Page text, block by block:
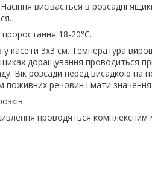
висівається в розсадні
18-20°C.
у касети 3x3 см. Температура
доращування проводиться
Вік розсади перед висадкою на
поживних речовин і мати
проводяться